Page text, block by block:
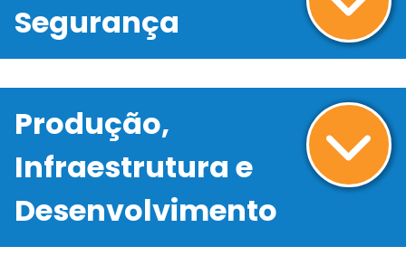
Segurança
Produção,
Infraestrutura e
Desenvolvimento